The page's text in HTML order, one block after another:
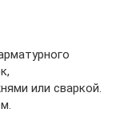
или сваркой.